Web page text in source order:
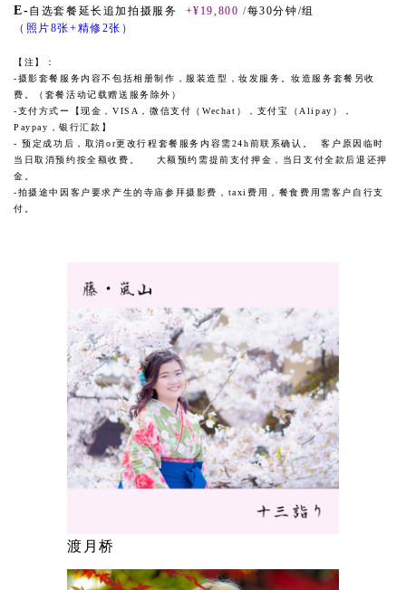
E-自选套餐延长追加拍摄服务 +¥19,800 /每30分钟/组
（照片8张+精修2张）
【注】：
-摄影套餐服务内容不包括相册制作，服装造型，妆发服务。妆造服务套餐另收
费。
（套餐活动记载赠送服务除外）
-支付方式ー【现金，VISA，微信支付（Wechat），支付宝（Alipay），
Paypay，银行汇款】
- 预定成功后，取消or更改行程套餐服务内容需24h前联系确认。 客户原因临时
当日取消预约按全额收费。 大额预约需提前支付押金，当日支付全款后退还押
金。
-拍摄途中因客户要求产生的寺庙参拜摄影费，taxi费用，餐食费用需客户自行支
付。
渡月桥